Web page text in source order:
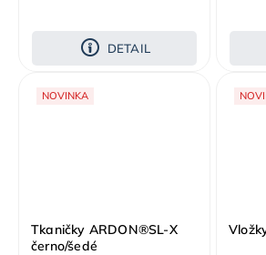
DETAIL
NOVINKA
Tkaničky ARDON®SL-X
černo/šedé